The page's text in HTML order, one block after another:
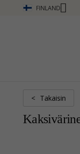
FINLAND
ANSAITSE PISTEITÄ
< Takaisin